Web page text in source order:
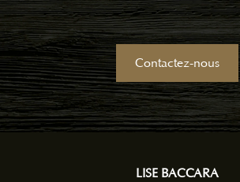
Contactez-nous
LISE BACCARA